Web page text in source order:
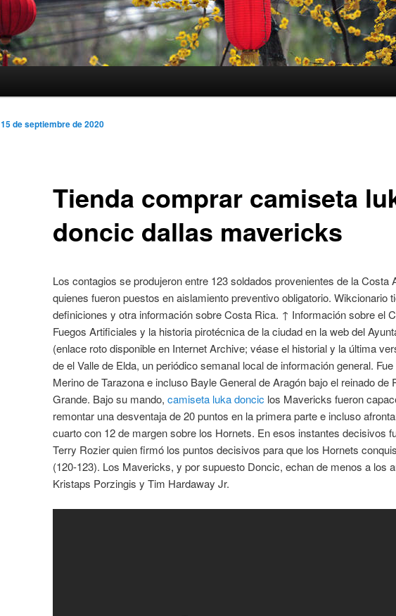
Tienda comprar camiseta
doncic dallas mavericks
15 de septiembre de 2020
Los contagios se produjeron entre 123 soldados provenientes de la Costa
quienes fueron puestos en aislamiento preventivo obligatorio. Wikcionario
definiciones y otra información sobre Costa Rica. ↑ Información sobre el
Fuegos Artificiales y la historia pirotécnica de la ciudad en la web del
(enlace roto disponible en Internet Archive; véase el historial y la última
de el Valle de Elda, un periódico semanal local de información general.
Merino de Tarazona e incluso Bayle General de Aragón bajo el reinado de
Grande. Bajo su mando, camiseta luka doncic los Mavericks fueron
remontar una desventaja de 20 puntos en la primera parte e incluso
cuarto con 12 de margen sobre los Hornets. En esos instantes decisivos
Terry Rozier quien firmó los puntos decisivos para que los Hornets
(120-123). Los Mavericks, y por supuesto Doncic, echan de menos a los
Kristaps Porzingis y Tim Hardaway Jr.